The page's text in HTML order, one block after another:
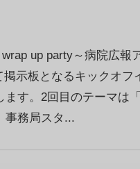
up party～病院広報
示板となるキックオフ
す。2回目のテーマは
事務局スタ...